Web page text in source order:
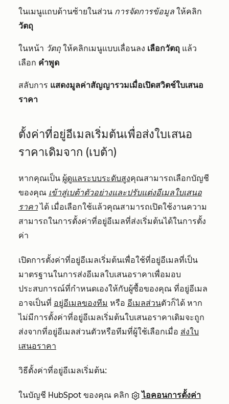
ในเมนูแถบด้านซ้ายในส่วน การจัดการข้อมูล ให้คลิก
วัตถุ
ในหน้า วัตถุ ให้คลิกเมนูแบบเลื่อนลง เลือกวัตถุ แล้ว
เลือก คำพูด
สลับการ แสดงมูลค่าสัญญารวมเมื่อเปิดสวิตช์ใบเสนอ
ราคา
ตั้งค่าที่อยู่อีเมลเริ่มต้นเพื่อส่งใบเสนอ
ราคาเดิมจาก (เบต้า)
หากคุณเป็น ผู้ดูแลระบบระดับสูงคุณสามารถเลือกบัญชี
ของคุณ เข้าสู่เบต้าตัวอย่างและปรับแต่งอีเมลใบเสนอ
ราคา ได้ เมื่อเลือกใช้แล้วคุณสามารถเปิดใช้งานความ
สามารถในการตั้งค่าที่อยู่อีเมลที่ส่งเริ่มต้นได้ในการตั้ง
ค่า
เปิดการตั้งค่าที่อยู่อีเมลเริ่มต้นเพื่อใช้ที่อยู่อีเมลที่เป็น
มาตรฐานในการส่งอีเมลใบเสนอราคาเพื่อมอบ
ประสบการณ์ที่กำหนดเองให้กับผู้ซื้อของคุณ ที่อยู่อีเมล
อาจเป็นที่ อยู่อีเมลของทีม หรือ อีเมลส่วนตัวก็ได้ หาก
ไม่มีการตั้งค่าที่อยู่อีเมลเริ่มต้นใบเสนอราคาเดิมจะถูก
ส่งจากที่อยู่อีเมลส่วนตัวหรือทีมที่ผู้ใช้เลือกเมื่อ ส่งใบ
เสนอราคา
วิธีตั้งค่าที่อยู่อีเมลเริ่มต้น:
ในบัญชี HubSpot ของคุณ คลิก
ไอคอนการตั้งค่า